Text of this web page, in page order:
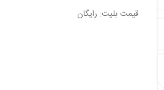
قیمت بلیت: رایگان